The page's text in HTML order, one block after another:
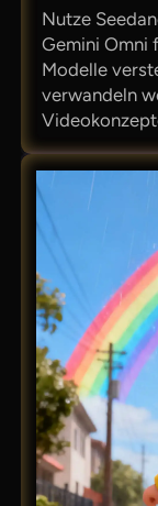
Nutze
Gemini Omni
Modelle
verwandeln